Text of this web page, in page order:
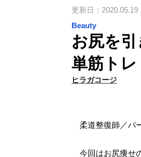
更新日：2020.05.19
Beauty
お尻を
単筋トレ
ヒラガコージ
柔道整復師／パ
今回はお尻痩せ